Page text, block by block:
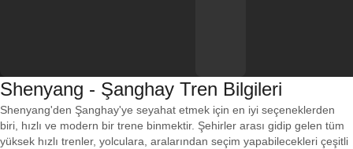
Shenyang - Şanghay Tren Bilgileri
Shenyang'den Şanghay'ye seyahat etmek için en iyi seçeneklerden
biri, hızlı ve modern bir trene binmektir. Şehirler arası gidip gelen tüm
yüksek hızlı trenler, yolculara, aralarından seçim yapabilecekleri çeşitli